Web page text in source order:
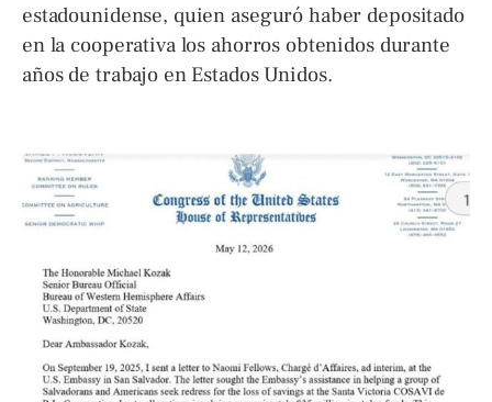
estadounidense, quien aseguró haber depositado
en la cooperativa los ahorros obtenidos durante
años de trabajo en Estados Unidos.